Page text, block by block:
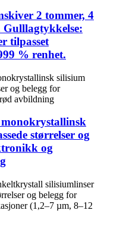
2 tommer, 4
Gulllagtykkelse:
tilpasset
% renhet.
monokrystallinsk
størrelser og
og